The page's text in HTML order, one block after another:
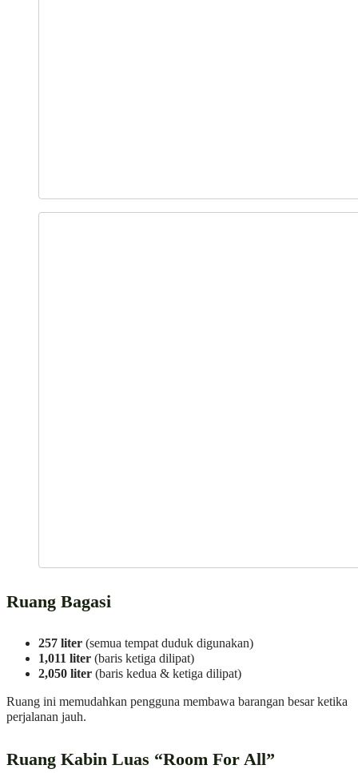
Ruang Bagasi
257 liter (semua tempat duduk digunakan)
1,011 liter (baris ketiga dilipat)
2,050 liter (baris kedua & ketiga dilipat)
Ruang ini memudahkan pengguna membawa barangan besar ketika
perjalanan jauh.
Ruang Kabin Luas “Room For All”